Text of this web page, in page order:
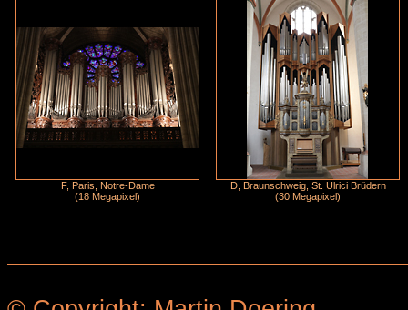
F, Paris, Notre-Dame
(18 Megapixel)
D, Braunschweig, St. Ulrici Brüdern
(30 Megapixel)